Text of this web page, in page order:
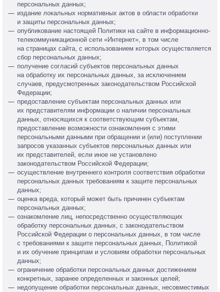
персональных данных;
издание локальных нормативных актов в области обработки
и защиты персональных данных;
опубликование настоящей Политики на сайте в информационно-
телекоммуникационной сети «Интернет», в том числе
на страницах сайта, с использованием которых осуществляется
сбор персональных данных;
получение согласий субъектов персональных данных
на обработку их персональных данных, за исключением
случаев, предусмотренных законодательством Российской
Федерации;
предоставление субъектам персональных данных или
их представителям информации о наличии персональных
данных, относящихся к соответствующим субъектам,
предоставление возможности ознакомления с этими
персональными данными при обращении и (или) поступлении
запросов указанных субъектов персональных данных или
их представителей, если иное не установлено
законодательством Российской Федерации;
осуществление внутреннего контроля соответствия обработки
персональных данных требованиям к защите персональных
данных;
оценка вреда, который может быть причинен субъектам
персональных данных;
ознакомление лиц, непосредственно осуществляющих
обработку персональных данных, с законодательством
Российской Федерации о персональных данных, в том числе
с требованиями к защите персональных данных, Политикой
и их обучение принципам и условиям обработки персональных
данных;
ограничение обработки персональных данных достижением
конкретных, заранее определенных и законных целей;
недопущение обработки персональных данных, несовместимых